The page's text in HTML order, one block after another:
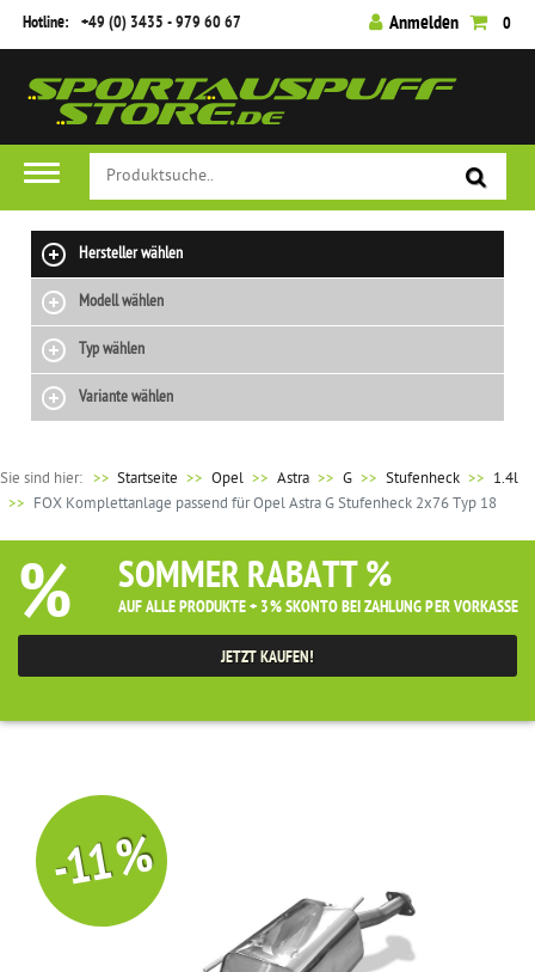
Hotline: +49 (0) 3435 - 979 60 67 Anmelden 0
Hersteller wählen
Modell wählen
Typ wählen
Variante wählen
Sie sind hier: >> Startseite Opel Astra G Stufenheck
1.4l
FOX Komplettanlage passend für Opel Astra G Stufenheck 2x76 Typ 18
% SOMMER RABATT %
AUF ALLE PRODUKTE + 3% SKONTO BEI ZAHLUNG PER VORKASSE
JETZT KAUFEN!
-11 %